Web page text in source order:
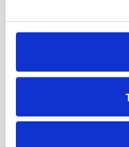
gennemføring. Stor
integreret HACCP.
automatiske
vandtryk. Stor
vaskevandet renere
og skyllearme med